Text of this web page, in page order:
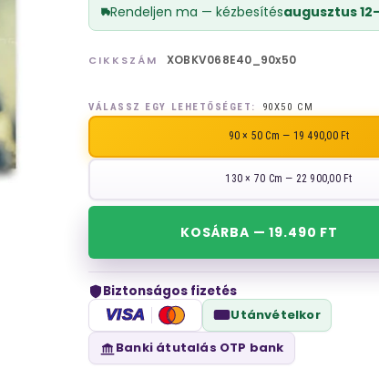
Rendeljen ma — kézbesítésaugusztus
CIKKSZÁM XOBKV068E40_90x50
VÁLASSZ EGY LEHETŐSÉGET: 90X50 CM
90 × 50 Cm — 19 490,00 Ft
130 × 70 Cm — 22 900,00 Ft
KOSÁRBA — 19.490 FT
Biztonságos fizetés
VISA
Utánvételkor
Banki átutalás OTP bank